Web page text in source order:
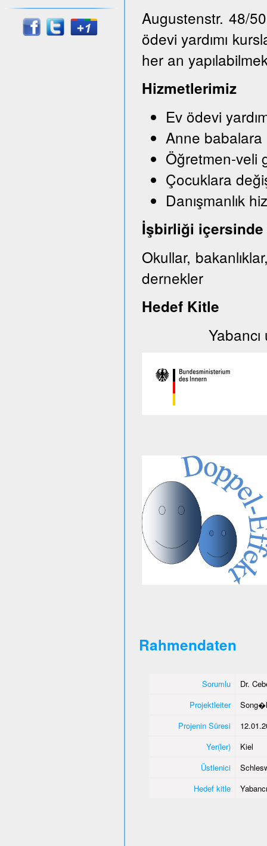
Augustenstr. 48/
ödevi yardımı
her an
Hizmetlerimiz
Ev ödevi
Anne babalara
Öğretmen-veli
Çocuklara
Danışmanlık
İşbirliği
Okullar,
dernekler
Hedef Kitle
Yabancı
Rahmendaten
Sorumlu
Dr.
Projektleiter
Projenin Süresi
Yer(ler)
Kiel
Üstlenici
Hedef kitle